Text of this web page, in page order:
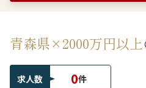
青森県×2000万円以上
求人数 0件